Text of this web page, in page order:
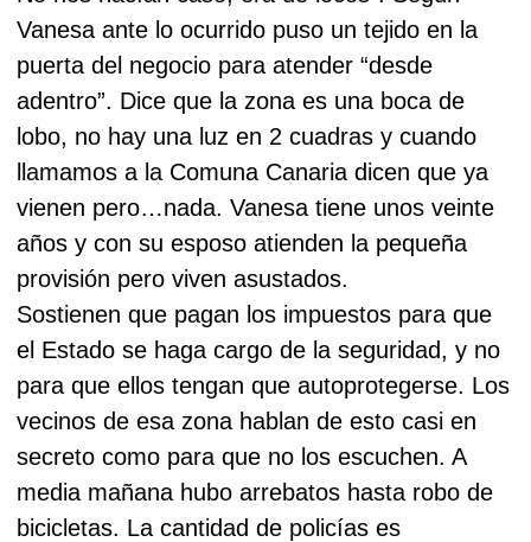
Vanesa ante lo ocurrido puso un tejido en la
puerta del negocio para atender “desde
adentro”. Dice que la zona es una boca de
lobo, no hay una luz en 2 cuadras y cuando
llamamos a la Comuna Canaria dicen que ya
vienen pero…nada. Vanesa tiene unos veinte
años y con su esposo atienden la pequeña
provisión pero viven asustados.
Sostienen que pagan los impuestos para que
el Estado se haga cargo de la seguridad, y no
para que ellos tengan que autoprotegerse. Los
vecinos de esa zona hablan de esto casi en
secreto como para que no los escuchen. A
media mañana hubo arrebatos hasta robo de
bicicletas. La cantidad de policías es